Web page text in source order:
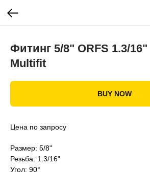
Фитинг 5/8" ORFS 1.3/16"
Multifit
BUY NOW
Цена по запросу
Размер: 5/8"
Резьба: 1.3/16"
Угол: 90°